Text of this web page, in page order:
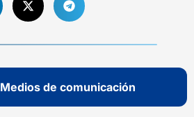
Medios de comunicación